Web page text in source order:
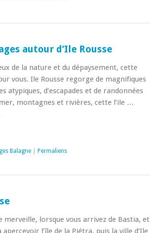
autour d’Ile Rousse
de la nature et du dépaysement, cette
vous. Ile Rousse regorge de magnifiques
atypiques, d’escapades et de randonnées
montagnes et rivières, cette l’ile …
Balagne| Permaliens
merveille, lorsque vous arrivez de Bastia, et
apercevoir l’île de la Piétra, puis la ville d’Ile